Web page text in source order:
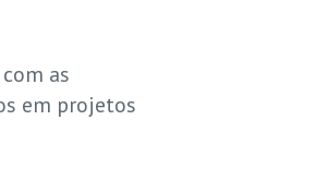
as
em projetos